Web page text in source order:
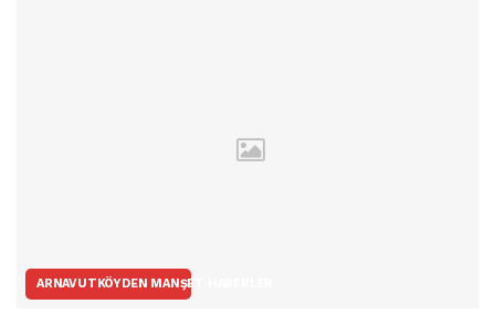
ARNAVUTKÖYDEN MANŞET HABERLER